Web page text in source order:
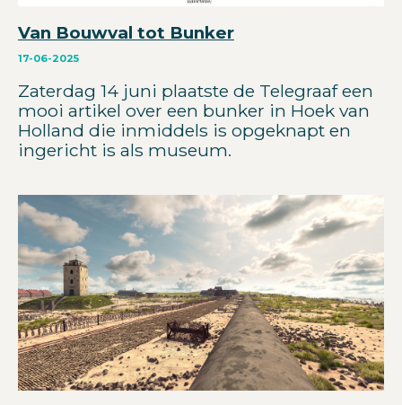
Van Bouwval tot Bunker
17-06-2025
Zaterdag 14 juni plaatste de Telegraaf een
mooi artikel over een bunker in Hoek van
Holland die inmiddels is opgeknapt en
ingericht is als museum.